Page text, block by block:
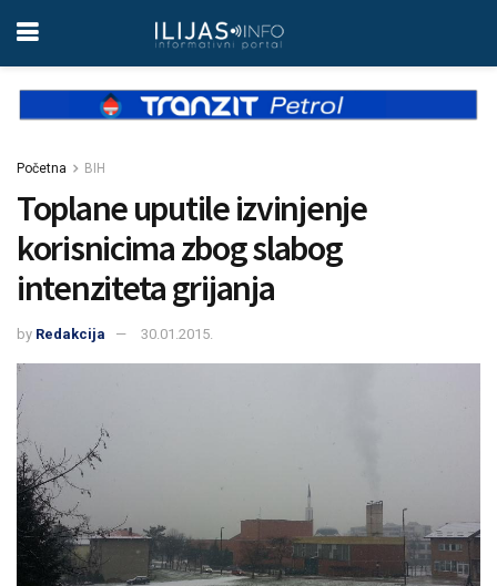
Početna BIH
Toplane uputile izvinjenje
korisnicima zbog slabog
intenziteta grijanja
by Redakcija 30.01.2015.